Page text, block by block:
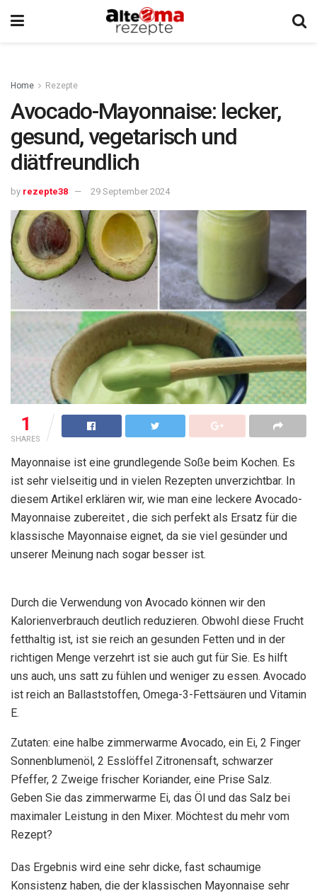
Home Rezepte
Avocado-Mayonnaise: lecker,
gesund, vegetarisch und
diätfreundlich
by rezepte38 29 September 2024
1
SHARES
Mayonnaise ist eine grundlegende Soße beim Kochen. Es
ist sehr vielseitig und in vielen Rezepten unverzichtbar. In
diesem Artikel erklären wir, wie man eine leckere Avocado-
Mayonnaise zubereitet , die sich perfekt als Ersatz für die
klassische Mayonnaise eignet, da sie viel gesünder und
unserer Meinung nach sogar besser ist.
Durch die Verwendung von Avocado können wir den
Kalorienverbrauch deutlich reduzieren. Obwohl diese Frucht
fetthaltig ist, ist sie reich an gesunden Fetten und in der
richtigen Menge verzehrt ist sie auch gut für Sie. Es hilft
uns auch, uns satt zu fühlen und weniger zu essen. Avocado
ist reich an Ballaststoffen, Omega-3-Fettsäuren und Vitamin
E.
Zutaten: eine halbe zimmerwarme Avocado, ein Ei, 2 Finger
Sonnenblumenöl, 2 Esslöffel Zitronensaft, schwarzer
Pfeffer, 2 Zweige frischer Koriander, eine Prise Salz.
Geben Sie das zimmerwarme Ei, das Öl und das Salz bei
maximaler Leistung in den Mixer. Möchtest du mehr vom
Rezept?
Das Ergebnis wird eine sehr dicke, fast schaumige
Konsistenz haben, die der klassischen Mayonnaise sehr